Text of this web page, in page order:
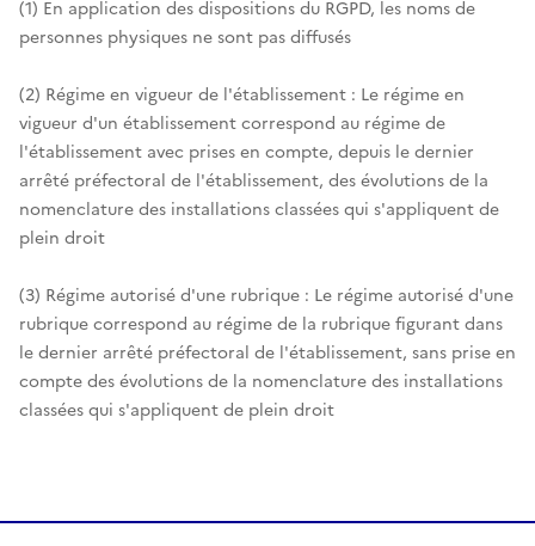
(1) En application des dispositions du RGPD, les noms de
personnes physiques ne sont pas diffusés
(2) Régime en vigueur de l'établissement : Le régime en
vigueur d'un établissement correspond au régime de
l'établissement avec prises en compte, depuis le dernier
arrêté préfectoral de l'établissement, des évolutions de la
nomenclature des installations classées qui s'appliquent de
plein droit
(3) Régime autorisé d'une rubrique : Le régime autorisé d'une
rubrique correspond au régime de la rubrique figurant dans
le dernier arrêté préfectoral de l'établissement, sans prise en
compte des évolutions de la nomenclature des installations
classées qui s'appliquent de plein droit